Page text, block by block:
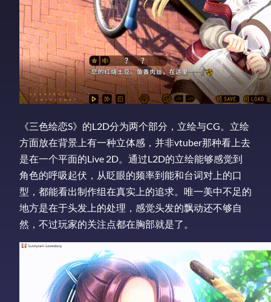
《三色绘恋S》的L2D分为两个部分，立绘与CG。立绘
方面放在背景上有一种立体感，并非vtuber那种看上去
是在一个平面的Live 2D。通过L2D的立绘能够感觉到
角色的呼吸起伏，从眨眼的频率到能和台词对上的口
型，都能看出制作组在真实上的追求。唯一美中不足的
地方是在于头发上的处理，感觉头发的飘动还不够自
然，不过玩家的关注点都在胸部就是了。